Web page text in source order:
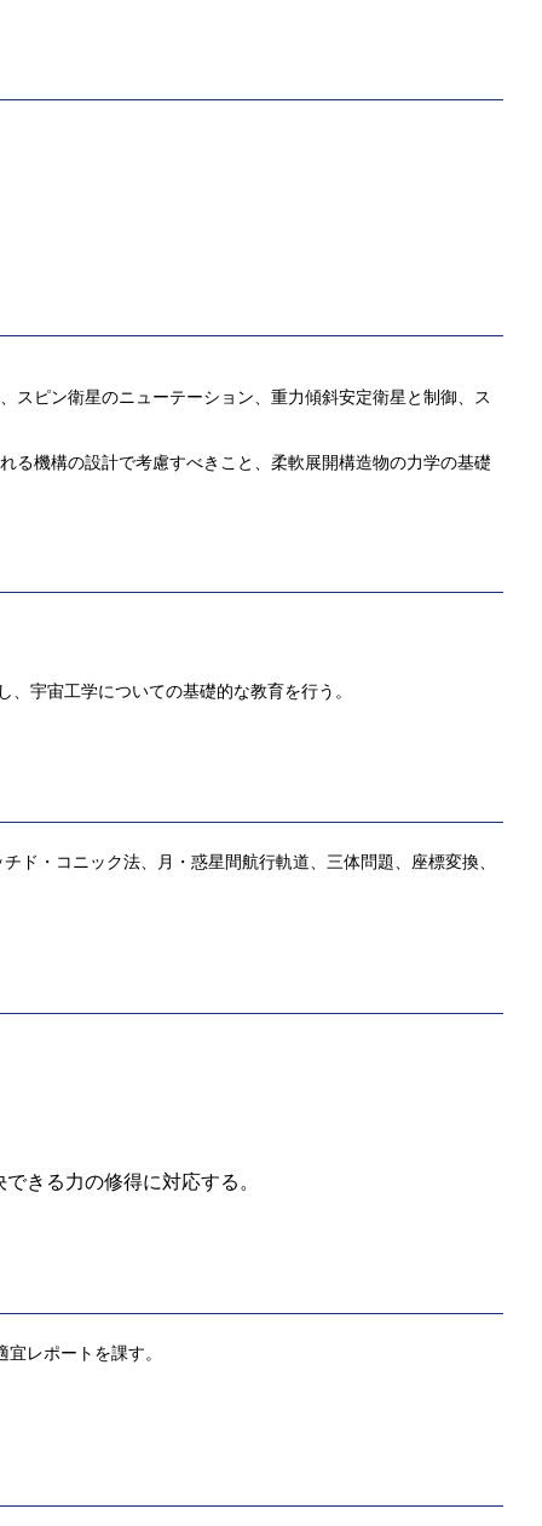
スピン衛星のニューテーション、重力傾斜安定衛星と制御、ス
る機構の設計で考慮すべきこと、柔軟展開構造物の力学の基礎
宇宙工学についての基礎的な教育を行う。
ド・コニック法、月・惑星間航行軌道、三体問題、座標変換、
きる力の修得に対応する。
レポートを課す。